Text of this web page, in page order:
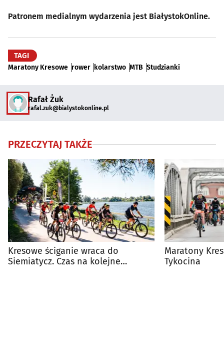
Patronem medialnym wydarzenia jest BiałystokOnline.
TAGI
Maratony Kresowe rower kolarstwo MTB Studzianki
Rafał Żuk
rafal.zuk@bialystokonline.pl
PRZECZYTAJ TAKŻE
Kresowe ściganie wraca do
Siemiatycz. Czas na kolejne
Maratony
Tykocina